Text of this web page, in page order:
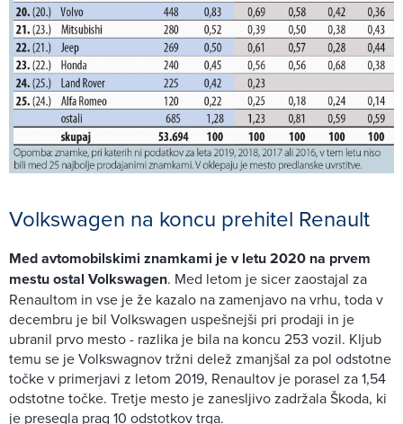
Volkswagen na koncu prehitel Renault
Med avtomobilskimi znamkami je v letu 2020 na prvem
mestu ostal Volkswagen. Med letom je sicer zaostajal za
Renaultom in vse je že kazalo na zamenjavo na vrhu, toda v
decembru je bil Volkswagen uspešnejši pri prodaji in je
ubranil prvo mesto - razlika je bila na koncu 253 vozil. Kljub
temu se je Volkswagnov tržni delež zmanjšal za pol odstotne
točke v primerjavi z letom 2019, Renaultov je porasel za 1,54
odstotne točke. Tretje mesto je zanesljivo zadržala Škoda, ki
je presegla prag 10 odstotkov trga.